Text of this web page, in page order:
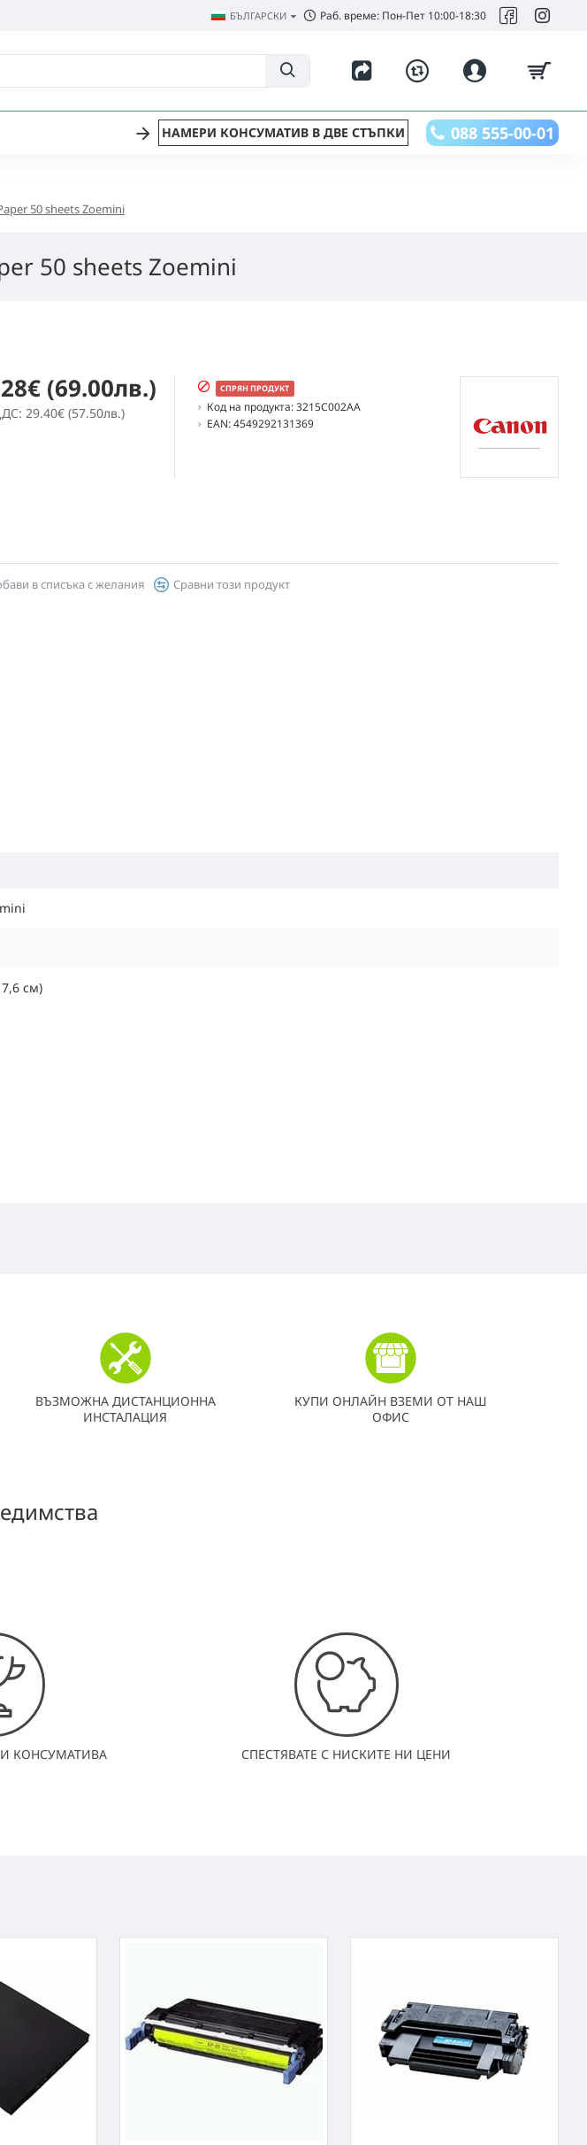
БЪЛГАРСКИ Раб. време: Пон-Пет 10:00-18:30
НАМЕРИ КОНСУМАТИВ В ДВЕ СТЪПКИ 088 555-00-01
50 sheets Zoemini
50 sheets Zoemini
(69.00лв.)
29.40€ (57.50лв.)
СПРЯН ПРОДУКТ
Код на продукта:3215C002AA
EAN:4549292131369
в списъка с желания Сравни този продукт
см)
ВЪЗМОЖНА ДИСТАНЦИОННА
ИНСТАЛАЦИЯ
КУПИ ОНЛАЙН ВЗЕМИ ОТ НАШ
ОФИС
КОНСУМАТИВА СПЕСТЯВАТЕ С НИСКИТЕ НИ ЦЕНИ